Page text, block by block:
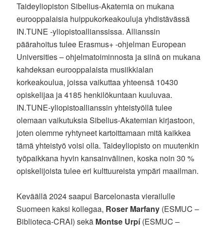
Taideyliopiston Sibelius-Akatemia on mukana
eurooppalaisia huippukorkeakouluja yhdistävässä
IN.TUNE -yliopistoallianssissa. Allianssin
päärahoitus tulee Erasmus+ -ohjelman European
Universities – ohjelmatoiminnosta ja siinä on mukana
kahdeksan eurooppalaista musiikkialan
korkeakoulua, joissa vaikuttaa yhteensä 10430
opiskelijaa ja 4185 henkilökuntaan kuuluvaa.
IN.TUNE-yliopistoallianssin yhteistyöllä tulee
olemaan vaikutuksia Sibelius-Akatemian kirjastoon,
joten olemme ryhtyneet kartoittamaan mitä kaikkea
tämä yhteistyö voisi olla. Taideyliopisto on muutenkin
työpaikkana hyvin kansainvälinen, koska noin 30 %
opiskelijoista tulee eri kulttuureista ympäri maailman.
Keväällä 2024 saapui Barcelonasta vierailulle
Suomeen kaksi kollegaa, Roser Marfany (ESMUC –
Biblioteca-CRAI) sekä Montse Urpí(ESMUC –